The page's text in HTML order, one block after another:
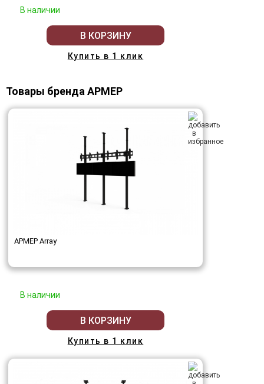
В наличии
В КОРЗИНУ
Купить в 1 клик
Товары бренда АРМЕР
АРМЕР Array
В наличии
В КОРЗИНУ
Купить в 1 клик